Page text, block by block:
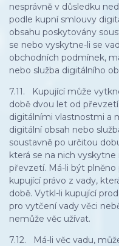
nesprávně v důsledku
podle kupní smlouvy
obsahu poskytovány
se nebo vyskytne-li se
obchodních podmínek,
nebo služba digitálního
7.11. Kupující může
době dvou let od
digitálními vlastnostmi a
digitální obsah nebo
soustavně po určitou
která se na nich
převzetí. Má-li být
kupující právo z vady,
době. Vytkl-li kupující
pro vytčení vady věci
nemůže věc užívat.
7.12. Má-li věc vadu,